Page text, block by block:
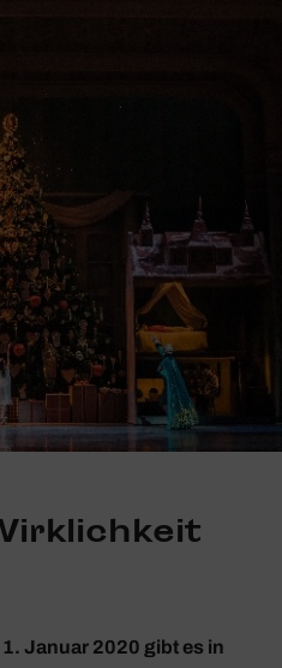
Januar 2020 gibt es in